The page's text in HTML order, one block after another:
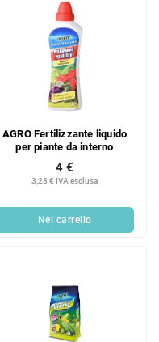
AGRO Fertilizzante liquido
per piante da interno
3,28 € IVA esclusa
4 €
Nel carrello